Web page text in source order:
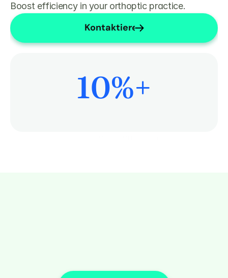
Boost efficiency in your orthoptic practice.
Kontaktieren Sie uns
10%+